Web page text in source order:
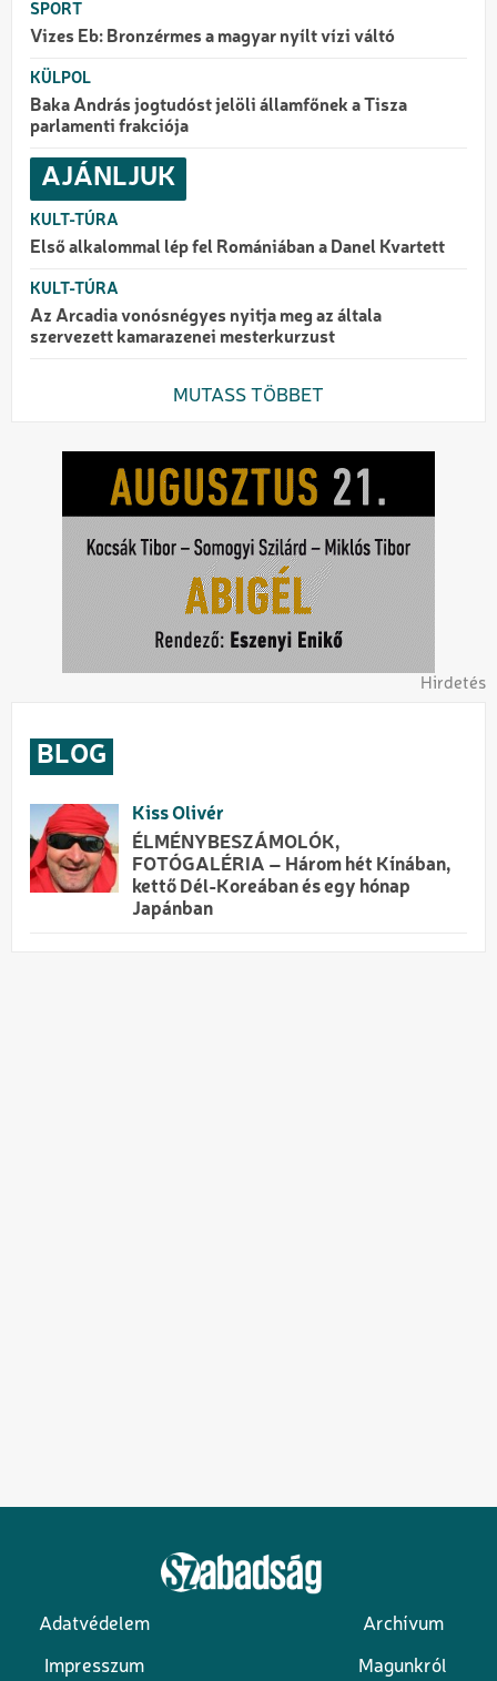
SPORT
Vizes Eb: Bronzérmes a magyar nyílt vízi váltó
KÜLPOL
Baka András jogtudóst jelöli államfőnek a Tisza
parlamenti frakciója
AJÁNLJUK
KULT-TÚRA
Első alkalommal lép fel Romániában a Danel Kvartett
KULT-TÚRA
Az Arcadia vonósnégyes nyitja meg az általa
szervezett kamarazenei mesterkurzust
MUTASS TÖBBET
Hirdetés
BLOG
Kiss Olivér
ÉLMÉNYBESZÁMOLÓK,
FOTÓGALÉRIA – Három hét Kínában,
kettő Dél-Koreában és egy hónap
Japánban
Lábléc
Adatvédelem Archívum
Impresszum Magunkról